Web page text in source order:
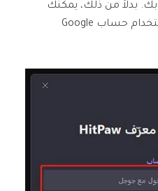
بدلاً من ذلك، يمكنك
اختيار تسجيل الدخول باستخدام حساب Google